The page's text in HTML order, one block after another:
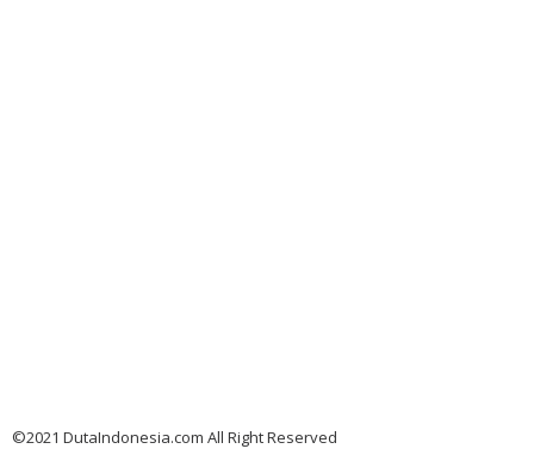
©2021 DutaIndonesia.com All Right Reserved